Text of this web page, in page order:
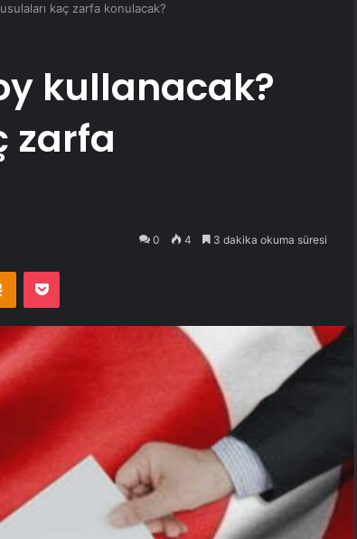
kaç zarfa konulacak?
kullanacak?
zarfa
0 4 3 dakika okuma süresi
Odnoklassniki
Pocket